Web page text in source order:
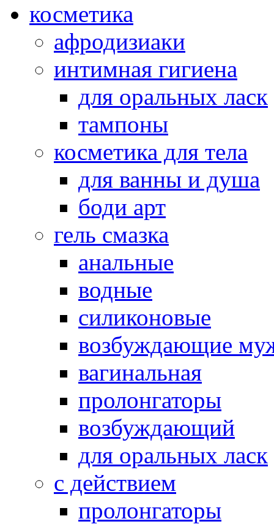
косметика
афродизиаки
интимная гигиена
для оральных ласк
тампоны
косметика для тела
для ванны и душа
боди арт
гель смазка
анальные
водные
силиконовые
возбуждающие
вагинальная
пролонгаторы
возбуждающий
для оральных ласк
с действием
пролонгаторы